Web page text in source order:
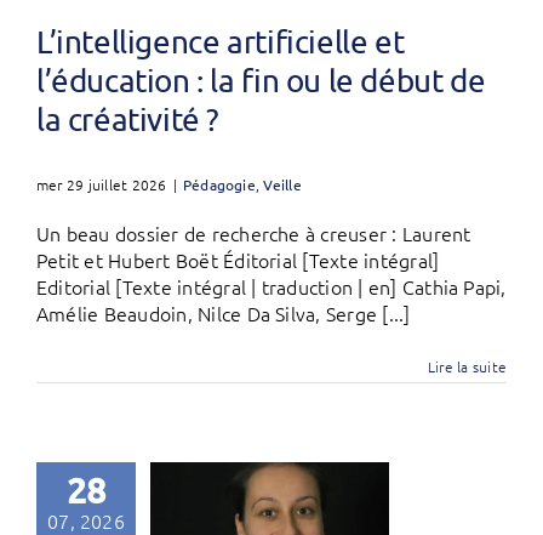
L’intelligence artificielle et
l’éducation : la fin ou le début de
la créativité ?
mer 29 juillet 2026 | Pédagogie ,Veille
Un beau dossier de recherche à creuser : Laurent
Petit et Hubert Boët Éditorial [Texte intégral]
Editorial [Texte intégral | traduction | en] Cathia Papi,
Amélie Beaudoin, Nilce Da Silva, Serge [...]
Lire la suite
28
07, 2026